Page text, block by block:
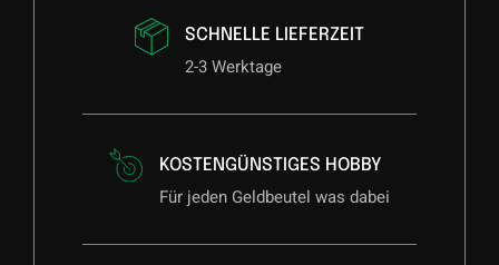
SCHNELLE LIEFERZEIT
2-3 Werktage
KOSTENGÜNSTIGES HOBBY
Für jeden Geldbeutel was dabei